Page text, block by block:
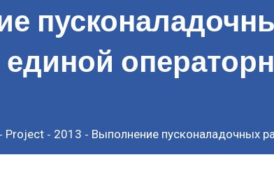
- Project - 2013 - Выполнение пусконаладочных